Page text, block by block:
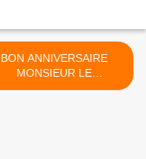
BON ANNIVERSAIRE
MONSIEUR LE
PRESIDENT >